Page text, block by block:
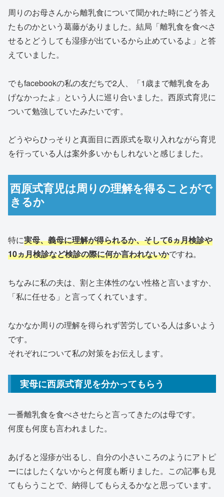
周りのお母さんから離乳食について聞かれた時にどう答え
たものかという葛藤がありました。結局「離乳食を食べさ
せるとどうしても湿疹が出ているから止めているよ」と答
えていました。
でもfacebookの私の友だちで2人、「1歳まで離乳食をあ
げなかったよ」という人に巡り合いました。西原式育児に
ついて勉強していたみたいです。
どうやらひっそりと真面目に西原式を取り入れながら育児
を行っている人は案外多いかもしれないと感じました。
西原式育児は周りの理解を得ることがで
きるか
特に実母、義母に理解が得られるか、そして6ヵ月検診や
10ヵ月検診など検診の際に何か言われないかですね。
ちなみに私の夫は、割と主体性のない性格と言いますか、
「私に任せる」と言ってくれています。
なかなか周りの理解を得られず苦労している人は多いよう
です。
それぞれについて私の対策をお伝えします。
実母に西原式育児を分かってもらう
一番離乳食を食べさせたらと言ってきたのは母です。
何度も何度も言われました。
あげると湿疹が出るし、自分の小さいころのようにアトピ
ーにはしたくないからと何度も断りました。この記事も見
てもらうことで、納得してもらえるかなと思っています。